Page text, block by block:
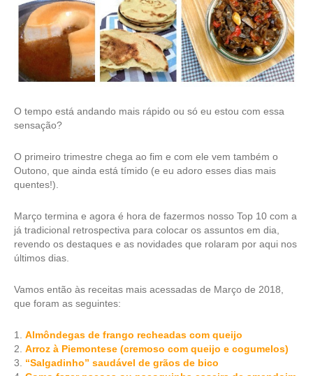
O tempo está andando mais rápido ou só eu estou com essa
sensação?
O primeiro trimestre chega ao fim e com ele vem também o
Outono, que ainda está tímido (e eu adoro esses dias mais
quentes!).
Março termina e agora é hora de fazermos nosso Top 10 com a
já tradicional retrospectiva para colocar os assuntos em dia,
revendo os destaques e as novidades que rolaram por aqui nos
últimos dias.
Vamos então às receitas mais acessadas de Março de 2018,
que foram as seguintes:
1. Almôndegas de frango recheadas com queijo
2. Arroz à Piemontese (cremoso com queijo e cogumelos)
3. “Salgadinho” saudável de grãos de bico